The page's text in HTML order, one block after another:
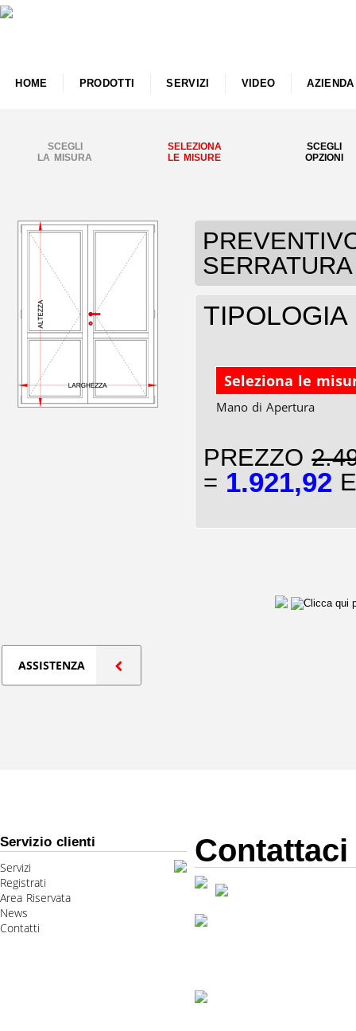
HOME PRODOTTI SERVIZI VIDEO AZIENDA
SCEGLI
LA MISURA
SELEZIONA
LE MISURE
SCEGLI
OPZIONI
SERRATURA
Seleziona le
Mano di Apertura
PREZZO
= 1.921,92
ASSISTENZA
Servizio clienti
Servizi
Registrati
Area Riservata
News
Contatti
Contattaci